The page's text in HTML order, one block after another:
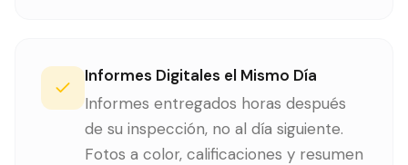
Informes Digitales el Mismo Día
Informes entregados horas después
de su inspección, no al día siguiente.
Fotos a color, calificaciones y resumen